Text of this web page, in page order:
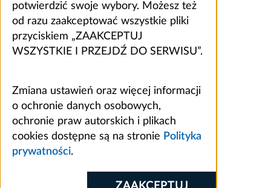
potwierdzić swoje wybory. Możesz też
od razu zaakceptować wszystkie pliki
przyciskiem „ZAAKCEPTUJ
WSZYSTKIE I PRZEJDŹ DO SERWISU”.
Zmiana ustawień oraz więcej informacji
o ochronie danych osobowych,
ochronie praw autorskich i plikach
cookies dostępne są na stronie Polityka
prywatności.